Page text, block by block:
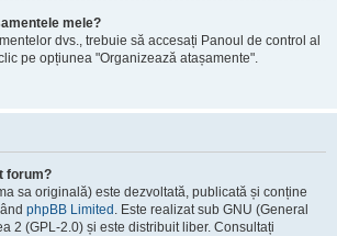
mele?
dvs., trebuie să accesați Panoul de control al
pe opțiunea "Organizează atașamente".
forum?
sa originală) este dezvoltată, publicată și conține
phpBB Limited . Este realizat sub GNU (General
2 (GPL-2.0) și este distribuit liber. Consultați